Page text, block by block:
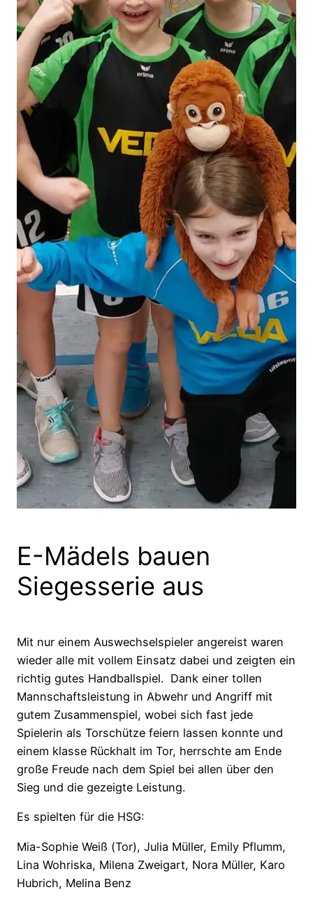
E-Mädels bauen
Siegesserie aus
Mit nur einem Auswechselspieler angereist waren
wieder alle mit vollem Einsatz dabei und zeigten ein
richtig gutes Handballspiel. Dank einer tollen
Mannschaftsleistung in Abwehr und Angriff mit
gutem Zusammenspiel, wobei sich fast jede
Spielerin als Torschütze feiern lassen konnte und
einem klasse Rückhalt im Tor, herrschte am Ende
große Freude nach dem Spiel bei allen über den
Sieg und die gezeigte Leistung.
Es spielten für die HSG:
Mia-Sophie Weiß (Tor), Julia Müller, Emily Pflumm,
Lina Wohriska, Milena Zweigart, Nora Müller, Karo
Hubrich, Melina Benz